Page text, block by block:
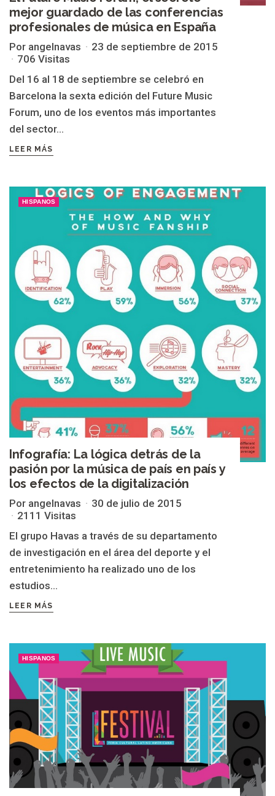
mejor guardado de las conferencias
profesionales de música en España
Por angelnavas
23 de septiembre de 2015
706 Visitas
Del 16 al 18 de septiembre se celebró en
Barcelona la sexta edición del Future Music
Forum, uno de los eventos más importantes
del sector...
LEER MÁS
HISPANOS
Infografía: La lógica detrás de la
pasión por la música de país en país y
los efectos de la digitalización
Por angelnavas
30 de julio de 2015
2111 Visitas
El grupo Havas a través de su departamento
de investigación en el área del deporte y el
entretenimiento ha realizado uno de los
estudios...
LEER MÁS
HISPANOS